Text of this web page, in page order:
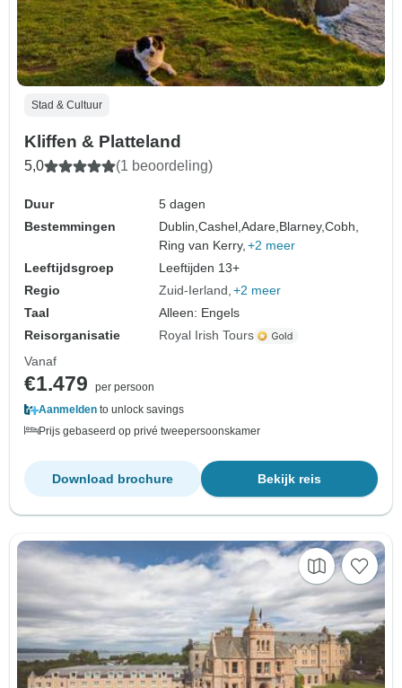
Stad & Cultuur
Kliffen & Platteland
5,0 (1 beoordeling)
Duur
5 dagen
Bestemmingen
Dublin,Cashel,Adare,Blarney,Cobh,
Ring van Kerry, +2 meer
Leeftijdsgroep
Leeftijden 13+
Regio
Zuid-Ierland +2 meer
Taal
Alleen: Engels
Reisorganisatie
Royal Irish Tours
Vanaf
€1.479
per persoon
Aanmelden to unlock savings
Prijs gebaseerd op privé tweepersoonskamer
Bekijk reis
Download brochure